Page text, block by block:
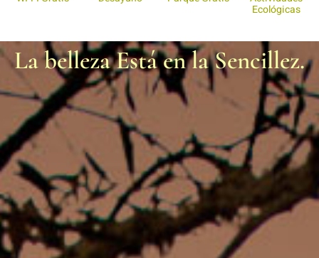
Ecológicas
La belleza Está en la Sencillez.